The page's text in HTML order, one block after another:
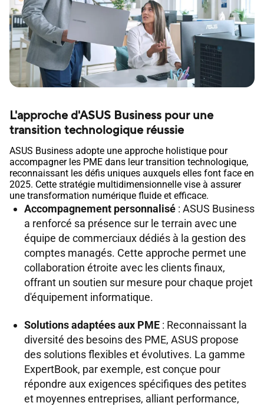
L'approche d'ASUS Business pour une
transition technologique réussie
ASUS Business adopte une approche holistique pour
accompagner les PME dans leur transition technologique,
reconnaissant les défis uniques auxquels elles font face en
2025. Cette stratégie multidimensionnelle vise à assurer
une transformation numérique fluide et efficace.
Accompagnement personnalisé : ASUS Business
a renforcé sa présence sur le terrain avec une
équipe de commerciaux dédiés à la gestion des
comptes managés. Cette approche permet une
collaboration étroite avec les clients finaux,
offrant un soutien sur mesure pour chaque projet
d'équipement informatique.
Solutions adaptées aux PME : Reconnaissant la
diversité des besoins des PME, ASUS propose
des solutions flexibles et évolutives. La gamme
ExpertBook, par exemple, est conçue pour
répondre aux exigences spécifiques des petites
et moyennes entreprises, alliant performance,